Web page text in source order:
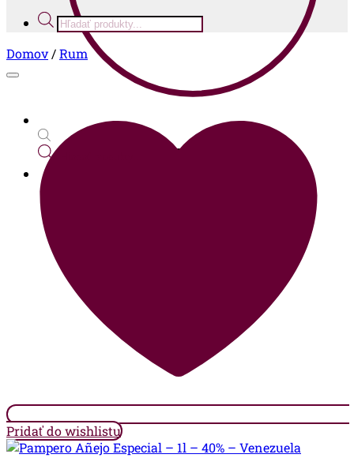
Products
Products
search
Domov /Rum
Pridať do wishlistu